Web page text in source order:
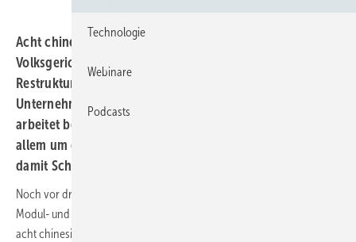
Acht chinesische Banken haben beim zuständigen
Volksgericht in Wuxi einen Insolvenz- und
Restrukturierungsantrag gegen Suntech gestellt. Das
Unternehmen hat mit diesem Schritt gerechnet und
arbeitet bereits Pläne für eine Sanierung aus. Es geht vor
allem um den Abbau von Produktionskapazitäten um
damit Schulden los zu werden.
Noch vor drei Tagen hat Suntech von nichts gewusst. Jetzt gibt der
Modul- und Zellproduzent aus Wuxi im Süden Chinas bekannt, dass
acht chinesische Banken beim zuständigen mittleren Volksgericht der
Technologie
Webinare
Podcasts